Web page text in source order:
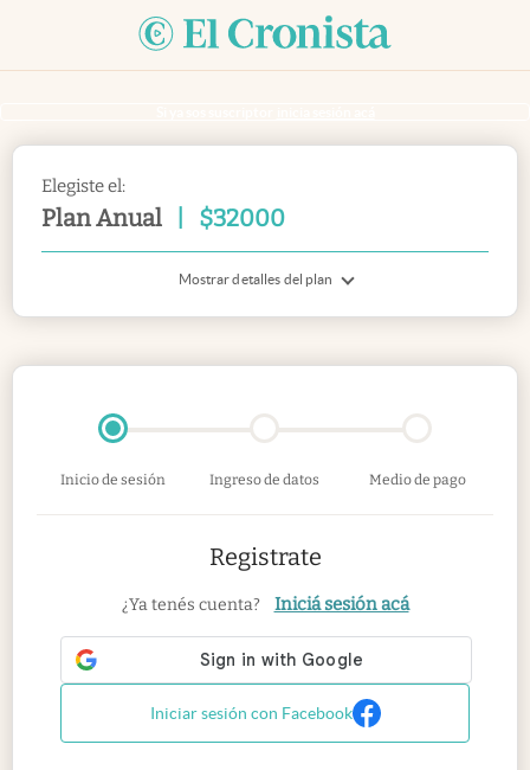
Elegiste el:
Plan Anual $32000
Mostrar detalles del plan
Inicio de sesión Ingreso de datos Medio de pago
Registrate
¿Ya tenés cuenta? Iniciá sesión acá
Iniciar sesión con Facebook